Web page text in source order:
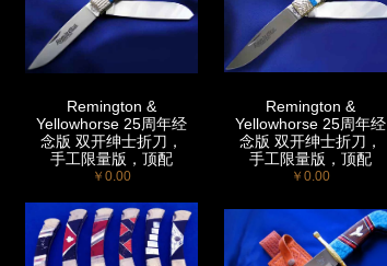
Remington &
Yellowhorse 25周年经
念版 双开绅士折刀，
手工限量版，顶配
￥0.00
Remington &
Yellowhorse 25周年经
念版 双开绅士折刀，
手工限量版，顶配
￥0.00